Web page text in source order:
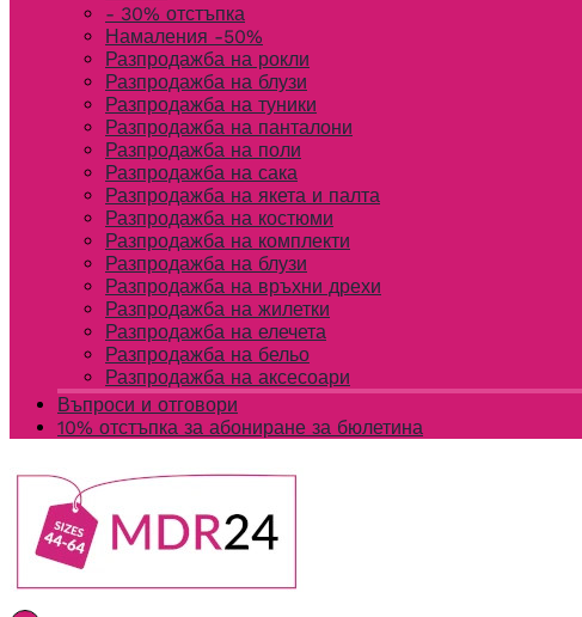
- 30% отстъпка
Намаления -50%
Разпродажба на рокли
Разпродажба на блузи
Разпродажба на туники
Разпродажба на панталони
Разпродажба на поли
Разпродажба на сака
Разпродажба на якета и палта
Разпродажба на костюми
Разпродажба на комплекти
Разпродажба на блузи
Разпродажба на връхни дрехи
Разпродажба на жилетки
Разпродажба на елечета
Разпродажба на бельо
Разпродажба на аксесоари
Въпроси и отговори
10% отстъпка за абониране за бюлетина